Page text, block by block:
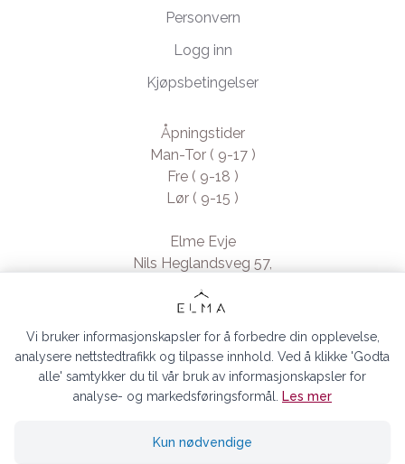
Personvern
Logg inn
Kjøpsbetingelser
Åpningstider
Man-Tor ( 9-17 )
Fre ( 9-18 )
Lør ( 9-15 )
Elme Evje
Nils Heglandsveg 57,
4735 Evje, Norway
- Org. nr. 923370994
Vi bruker informasjonskapsler for å forbedre din opplevelse,
analysere nettstedtrafikk og tilpasse innhold. Ved å klikke 'Godta
alle' samtykker du til vår bruk av informasjonskapsler for
analyse- og markedsføringsformål.
Les mer
Kun nødvendige